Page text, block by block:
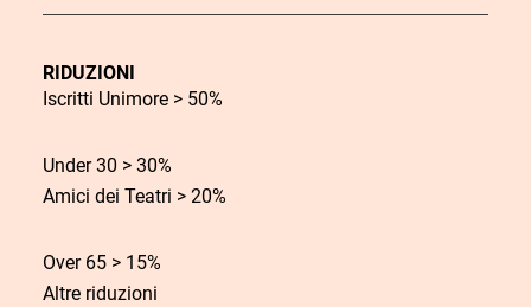
a
t
O
r
o
s
o
n
d
a
c
u
RIDUZIONI
Iscritti Unimore > 50%
Under 30 > 30%
Amici dei Teatri > 20%
Over 65 > 15%
Altre riduzioni